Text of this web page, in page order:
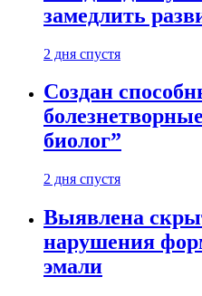
замедлить
2 дня спустя
Создан
биолог”
2 дня спустя
Выявлена
нарушения
эмали